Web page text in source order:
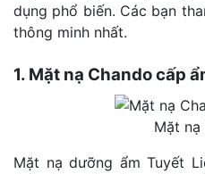
dụng phổ biến. Các bạn
thông minh nhất.
1. Mặt nạ Chando cấp
Mặt nạ
Mặt nạ dưỡng ẩm Tuyết